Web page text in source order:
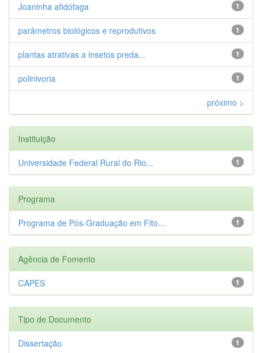
1
Joaninha afidófaga
1
parâmetros biológicos e reprodutivos
1
plantas atrativas a insetos preda...
1
polinivoria
próximo >
Instituição
1
Universidade Federal Rural do Rio...
Programa
1
Programa de Pós-Graduação em Fito...
Agência de Fomento
1
CAPES
Tipo de Documento
1
Dissertação